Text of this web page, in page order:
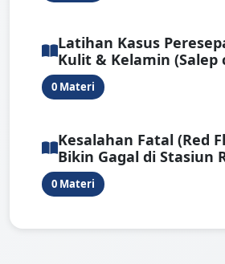
Latihan Kasus
Kulit & Kelamin (Salep
0 Materi
Kesalahan Fatal (Red
Bikin Gagal di Stasiun
0 Materi